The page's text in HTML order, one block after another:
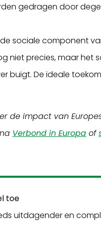
gedragen door
sociale component
niet precies, maar het
buigt. De ideale
de impact van
Verbond in Europa of
toe
uitdagender en